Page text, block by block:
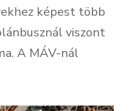
képest több
viszont
A MÁV-nál